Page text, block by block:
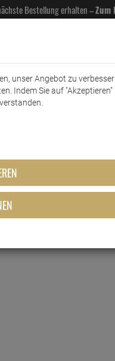
Bestellung erhalten –Zum
KFZ
Haushalt
unser Angebot zu
Indem Sie auf "Akzeptieren"